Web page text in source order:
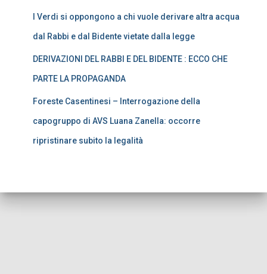
I Verdi si oppongono a chi vuole derivare altra acqua
dal Rabbi e dal Bidente vietate dalla legge
DERIVAZIONI DEL RABBI E DEL BIDENTE : ECCO CHE
PARTE LA PROPAGANDA
Foreste Casentinesi – Interrogazione della
capogruppo di AVS Luana Zanella: occorre
ripristinare subito la legalità